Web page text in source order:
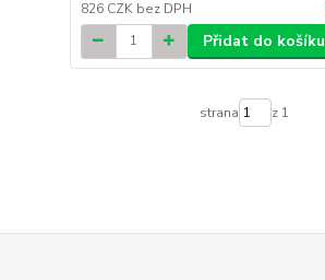
826 CZK bez DPH
Přidat do košíku
strana z 1